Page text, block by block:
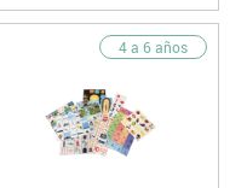
4 a 6 años